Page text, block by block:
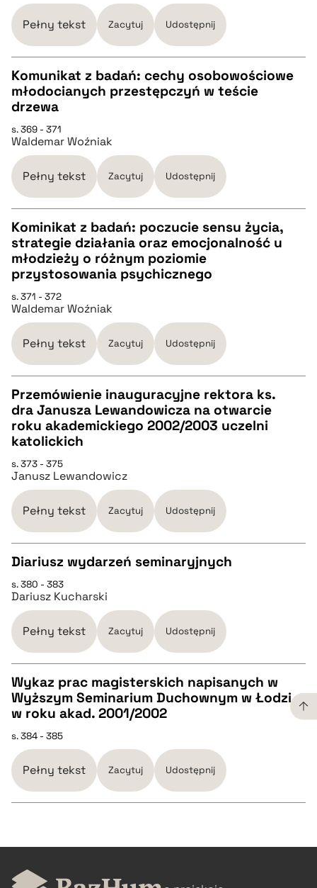
pobierz cytat
BIBTEX
pobierz cytat
Pełny tekst Zacytuj Udostępnij
CZYSTY TEKST
pobierz cytat
BIBTEX
pobierz cytat
Komunikat z badań: cechy osobowościowe
młodocianych przestępczyń w teście
drzewa
s. 369 - 371
Waldemar Woźniak
Pełny tekst Zacytuj Udostępnij
CZYSTY TEKST
pobierz cytat
BIBTEX
pobierz cytat
Kominikat z badań: poczucie sensu życia,
strategie działania oraz emocjonalność u
młodzieży o różnym poziomie
przystosowania psychicznego
s. 371 - 372
Waldemar Woźniak
Pełny tekst Zacytuj Udostępnij
CZYSTY TEKST
pobierz cytat
BIBTEX
pobierz cytat
Przemówienie inauguracyjne rektora ks.
dra Janusza Lewandowicza na otwarcie
roku akademickiego 2002/2003 uczelni
katolickich
s. 373 - 375
Janusz Lewandowicz
Pełny tekst Zacytuj Udostępnij
CZYSTY TEKST
pobierz cytat
BIBTEX
pobierz cytat
Diariusz wydarzeń seminaryjnych
s. 380 - 383
Dariusz Kucharski
Pełny tekst Zacytuj Udostępnij
CZYSTY TEKST
pobierz cytat
BIBTEX
Wykaz prac magisterskich napisanych w
Wyższym Seminarium Duchownym w Łodzi
w roku akad. 2001/2002
s. 384 - 385
Pełny tekst Zacytuj Udostępnij
CZYSTY TEKST